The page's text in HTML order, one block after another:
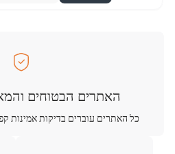
האתרים הבטוחים
כל האתרים עוברים בדיקות אמינות